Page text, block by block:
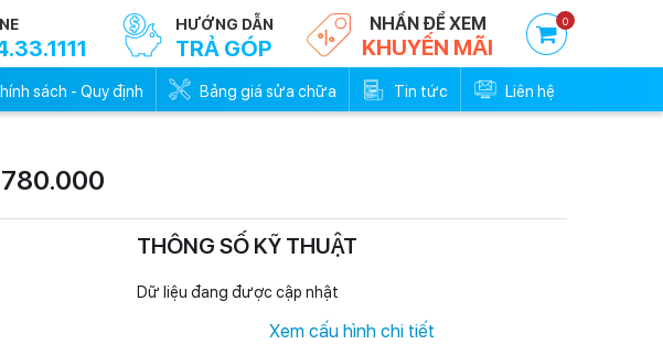
0
NHẤN ĐỂ XEM
KHUYẾN MÃI
HƯỚNG DẪN
TRẢ GÓP
sách - Quy định Bảng giá sửa chữa Tin tức Liên hệ
Trả góp 0đ - Trả trước
THÔNG SỐ KỸ THUẬT
Dữ liệu đang được cập nhật
Xem cấu hình chi tiết